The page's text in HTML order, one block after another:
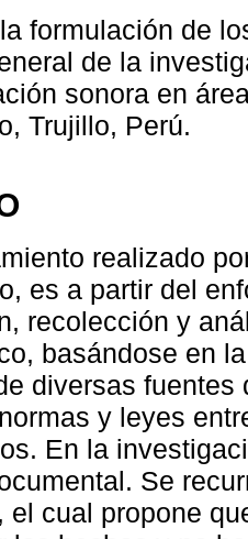
formulación de
de la
sonora en
Trujillo, Perú.
realizado
es a partir del
recolección y
basándose en
diversas
y leyes
En la
Se
el cual propone